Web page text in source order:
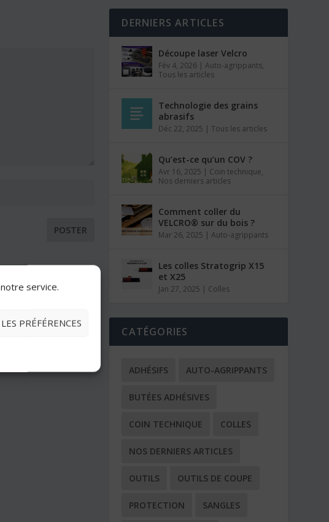
service.
PRÉFÉRENCES
DERNIERS ARTICLES
Découpe laser Velcro
Fév 4, 2026 |Auto-agrippants,
Tous les articles
Technologie des grains
abrasifs
Déc 22, 2025 |Tous les articles
Qu’est-ce qu’un COV ?
Avr 16, 2025 | Coin technique,
Nos derniers articles
Comment coller du
VELCRO® sur du bois ?
Mar 26, 2025 |Auto-agrippants
Les colles Stratogrip X15
et X25
Jan 27, 2025 | Colles
CATÉGORIES
ADHÉSIFS AUTO-AGRIPPANTS
BUTÉES ADHÉSIVES
COIN TECHNIQUE COLLES
NOS DERNIERS ARTICLES
OUTILS OUTILS DE COUPE
PROTECTION SANGLES